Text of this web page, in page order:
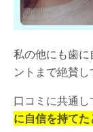
私の他にも歯
ントまで絶賛し
口コミに共通
に自信を持てた